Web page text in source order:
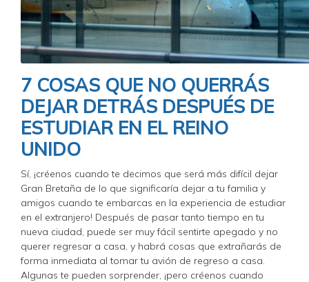
7 COSAS QUE NO QUERRÁS
DEJAR DETRÁS DESPUÉS DE
ESTUDIAR EN EL REINO
UNIDO
Sí, ¡créenos cuando te decimos que será más difícil dejar
Gran Bretaña de lo que significaría dejar a tu familia y
amigos cuando te embarcas en la experiencia de estudiar
en el extranjero! Después de pasar tanto tiempo en tu
nueva ciudad, puede ser muy fácil sentirte apegado y no
querer regresar a casa, y habrá cosas que extrañarás de
forma inmediata al tomar tu avión de regreso a casa.
Algunas te pueden sorprender, ¡pero créenos cuando